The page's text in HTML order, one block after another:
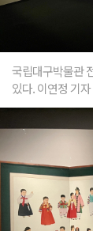
국립대구박물관
있다. 이연정 기자